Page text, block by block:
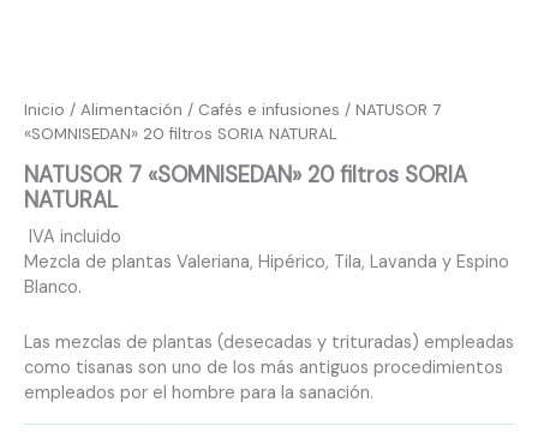
Inicio / Alimentación / Cafés e infusiones / NATUSOR 7
«SOMNISEDAN» 20 filtros SORIA NATURAL
NATUSOR 7 «SOMNISEDAN» 20 filtros SORIA
NATURAL
IVA incluido
Mezcla de plantas Valeriana, Hipérico, Tila, Lavanda y Espino
Blanco.
Las mezclas de plantas (desecadas y trituradas) empleadas
como tisanas son uno de los más antiguos procedimientos
empleados por el hombre para la sanación.